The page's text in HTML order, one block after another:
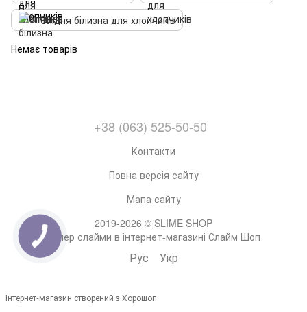
Спідня білизна для хлопчиків
Немає товарів
+38 (063) 525-50-50
Контакти
Повна версія сайту
Мапа сайту
2019-2026 © SLIME SHOP
Супер слайми в інтернет-магазині Слайм Шоп
Рус Укр
Інтернет-магазин створений з Хорошоп